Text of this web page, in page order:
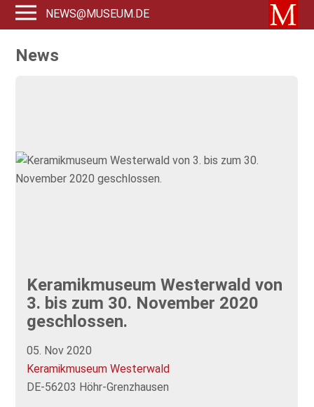
NEWS@MUSEUM.DE
News
Keramikmuseum Westerwald von
3. bis zum 30. November 2020
geschlossen.
05. Nov 2020
Keramikmuseum Westerwald
DE-56203 Höhr-Grenzhausen